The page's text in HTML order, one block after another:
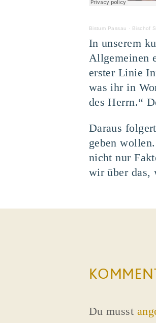
Bistum Passau · Bischof
In unserem
Allgemeinen
erster Linie
was ihr in
des Herrn.“
Daraus
geben
nicht nur
wir über das,
Du musst